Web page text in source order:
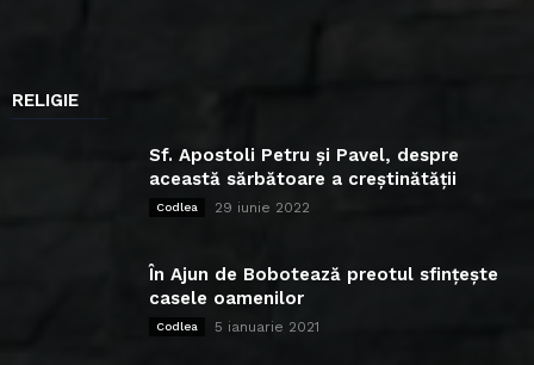
RELIGIE
Sf. Apostoli Petru și Pavel, despre
această sărbătoare a creștinătății
Codlea 29 iunie 2022
În Ajun de Bobotează preotul sfințește
casele oamenilor
Codlea 5 ianuarie 2021